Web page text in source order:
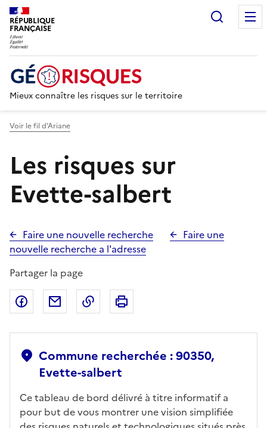
RÉPUBLIQUE
FRANÇAISE
Mieux connaître les risques sur le territoire
Voir le fil d’Ariane
Les risques sur
Evette-salbert
Faire une nouvelle recherche
Faire une
nouvelle recherche a l'adresse
Partager la page
Partager sur Facebook
Partager par emailCopier dans le presse-papier
Commune recherchée : 90350,
Evette-salbert
Ce tableau de bord délivré à titre informatif a
pour but de vous montrer une vision simplifiée